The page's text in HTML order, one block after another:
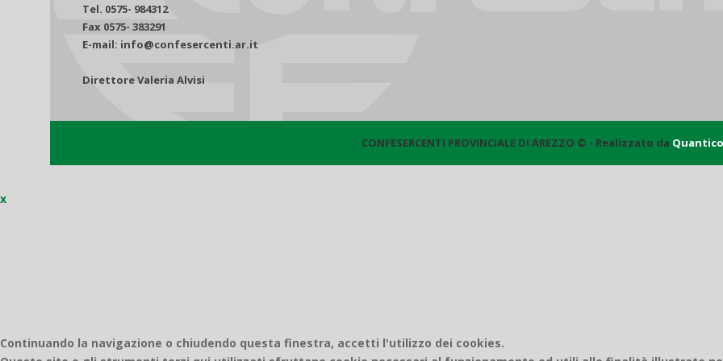
Tel. 0575- 984312
Fax 0575- 383291
E-mail: info@confesercenti.ar.it
Direttore Valeria Alvisi
CONFESERCENTI PROVINCIALE DI AREZZO © - Realizzato da Quantico
x
Continuando la navigazione o chiudendo questa finestra, accetti l'utilizzo dei cookies.